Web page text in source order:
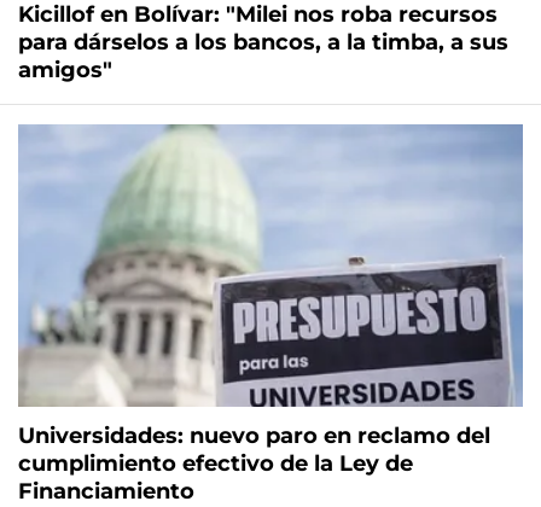
Kicillof en Bolívar: "Milei nos roba recursos
para dárselos a los bancos, a la timba, a sus
amigos"
Universidades: nuevo paro en reclamo del
cumplimiento efectivo de la Ley de
Financiamiento